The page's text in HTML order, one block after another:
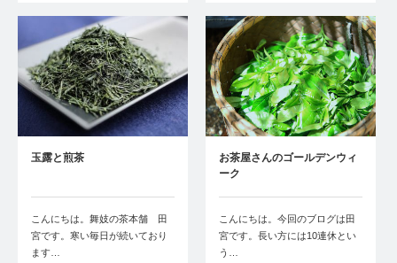
玉露と煎茶
こんにちは。舞妓の茶本舗 田
宮です。寒い毎日が続いており
ます…
お茶屋さんのゴールデンウィ
ーク
こんにちは。今回のブログは田
宮です。長い方には10連休とい
う…